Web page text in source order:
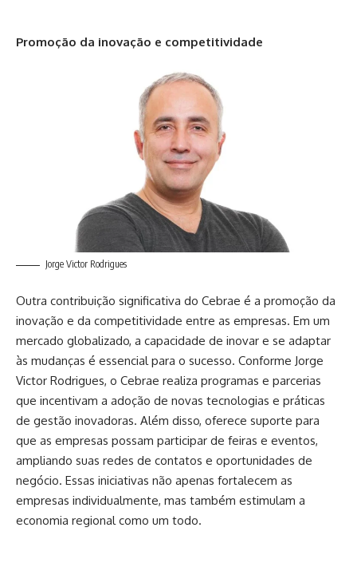
Promoção da inovação e competitividade
Jorge Victor Rodrigues
Outra contribuição significativa do Cebrae é a promoção da
inovação e da competitividade entre as empresas. Em um
mercado globalizado, a capacidade de inovar e se adaptar
às mudanças é essencial para o sucesso. Conforme Jorge
Victor Rodrigues, o Cebrae realiza programas e parcerias
que incentivam a adoção de novas tecnologias e práticas
de gestão inovadoras. Além disso, oferece suporte para
que as empresas possam participar de feiras e eventos,
ampliando suas redes de contatos e oportunidades de
negócio. Essas iniciativas não apenas fortalecem as
empresas individualmente, mas também estimulam a
economia regional como um todo.